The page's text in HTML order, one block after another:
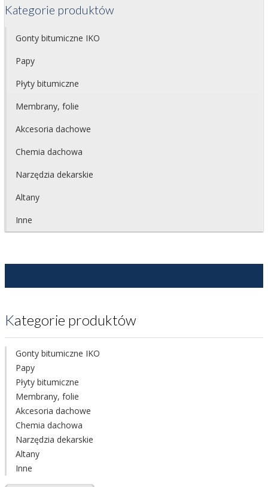
Kategorie produktów
Gonty bitumiczne IKO
Papy
Płyty bitumiczne
Membrany, folie
Akcesoria dachowe
Chemia dachowa
Narzędzia dekarskie
Altany
Inne
Kategorie produktów
Gonty bitumiczne IKO
Papy
Płyty bitumiczne
Membrany, folie
Akcesoria dachowe
Chemia dachowa
Narzędzia dekarskie
Altany
Inne